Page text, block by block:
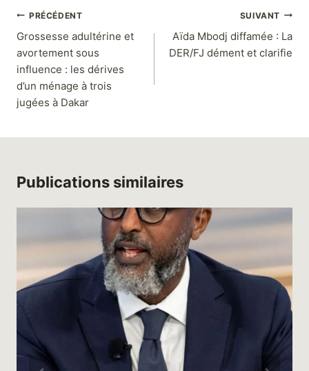
PRÉCÉDENT
Grossesse adultérine et
avortement sous
influence : les dérives
d’un ménage à trois
jugées à Dakar
SUIVANT
Aïda Mbodj diffamée : La
DER/FJ dément et clarifie
Publications similaires